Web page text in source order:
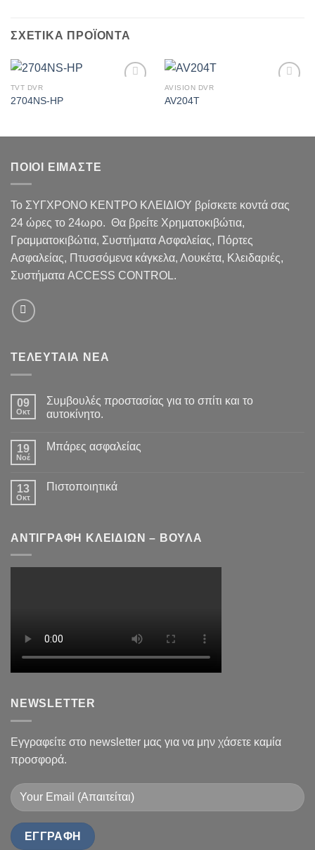
ΣΧΕΤΙΚΆ ΠΡΟΪΌΝΤΑ
TVT DVR
2704NS-HP
AVISION DVR
AV204T
ΠΟΙΟΙ ΕΙΜΑΣΤΕ
Το ΣΥΓΧΡΟΝΟ ΚΕΝΤΡΟ ΚΛΕΙΔΙΟΥ βρίσκετε κοντά σας
24 ώρες το 24ωρο. Θα βρείτε Χρηματοκιβώτια,
Γραμματοκιβώτια, Συστήματα Ασφαλείας, Πόρτες
Ασφαλείας, Πτυσσόμενα κάγκελα, Λουκέτα, Κλειδαριές,
Συστήματα ACCESS CONTROL.
ΤΕΛΕΥΤΑΙΑ ΝΕΑ
09
Οκτ
Συμβουλές προστασίας για το σπίτι και το
αυτοκίνητο.
19
Νοέ
Μπάρες ασφαλείας
13
Οκτ
Πιστοποιητικά
ΑΝΤΙΓΡΑΦΗ ΚΛΕΙΔΙΩΝ – ΒΟΥΛΑ
NEWSLETTER
Εγγραφείτε στο newsletter μας για να μην χάσετε καμία
προσφορά.